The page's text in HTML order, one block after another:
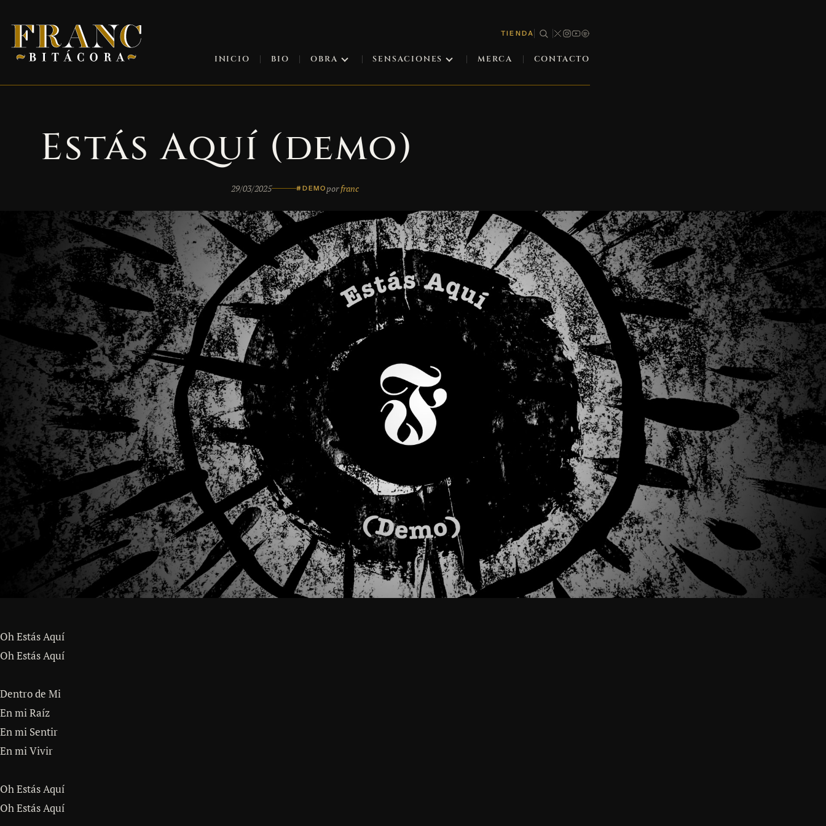
TIENDA
INICIO BIO OBRA SENSACIONES MERCA CONTACTO
Estás Aquí (demo)
29/03/2025 #DEMO porfranc
Oh Estás Aquí
Oh Estás Aquí
Dentro de Mi
En mi Raíz
En mi Sentir
En mi Vivir
Oh Estás Aquí
Oh Estás Aquí